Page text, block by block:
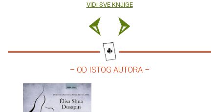
VIDI SVE KNJIGE
– OD ISTOG AUTORA –